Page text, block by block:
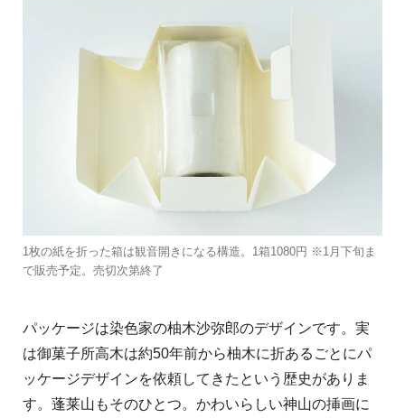
1枚の紙を折った箱は観音開きになる構造。1箱1080円 ※1月下旬ま
で販売予定。売切次第終了
パッケージは染色家の柚木沙弥郎のデザインです。実
は御菓子所高木は約50年前から柚木に折あるごとにパ
ッケージデザインを依頼してきたという歴史がありま
す。蓬莱山もそのひとつ。かわいらしい神山の挿画に